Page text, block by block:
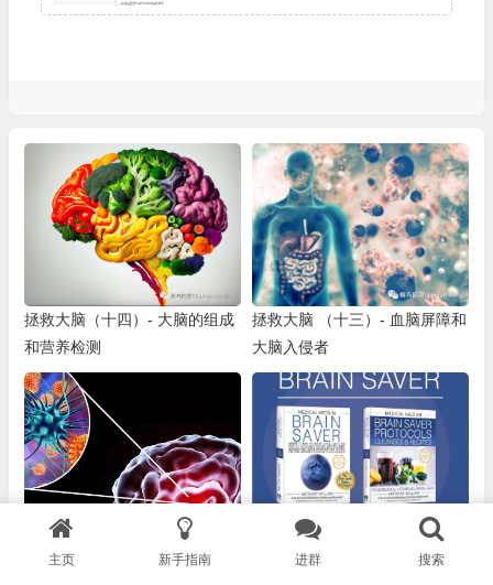
拯救大脑（十四）- 大脑的组成
和营养检测
拯救大脑 （十三）- 血脑屏障和
大脑入侵者
主页 新手指南 进群 搜索